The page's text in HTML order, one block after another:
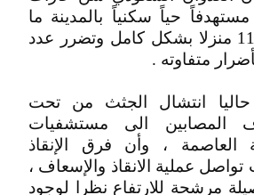
حياً سكنياً بالمدينة ما
تسبب في تهدم 11 منزلا بشكل كامل وتضرر عدد
متفاوته .
انتشال الجثث من تحت
المصابين الى مستشفيات
العاصمة ، وأن فرق الإنقاذ
عملية الانقاذ والإسعاف ،
مرشحة للارتفاع نظرا لوجود